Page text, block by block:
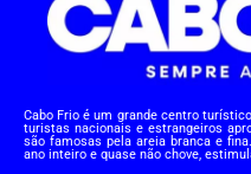
Cabo Frio é um grande centro
turistas nacionais e estrangeiros
são famosas pela areia branca e
ano inteiro e quase não chove,